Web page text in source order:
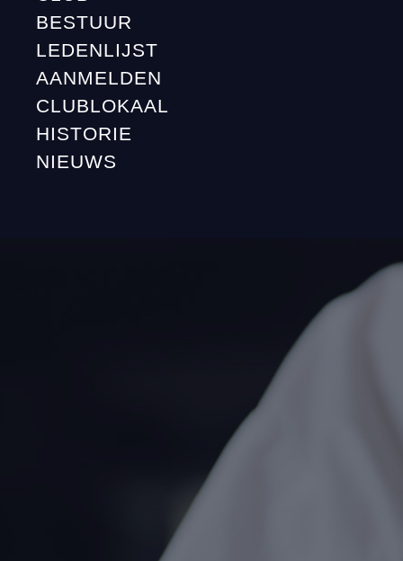
BESTUUR
LEDENLIJST
AANMELDEN
CLUBLOKAAL
HISTORIE
NIEUWS